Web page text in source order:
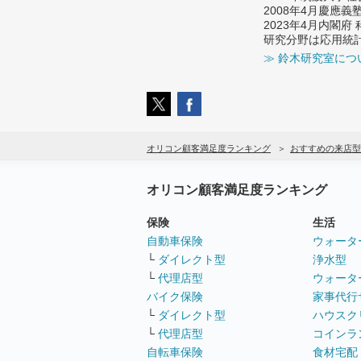
2008年4月慶應義
2023年4月内閣府
研究分野は応用統
≫ 鈴木研究室につ
オリコン顧客満足度ランキング おすすめの来店
オリコン顧客満足度ランキング
保険
自動車保険
└ ダイレクト型
└ 代理店型
バイク保険
└ ダイレクト型
└ 代理店型
自転車保険
生活
ウォー
浄水型
ウォー
家事代行
ハウスク
コイン
食材宅配